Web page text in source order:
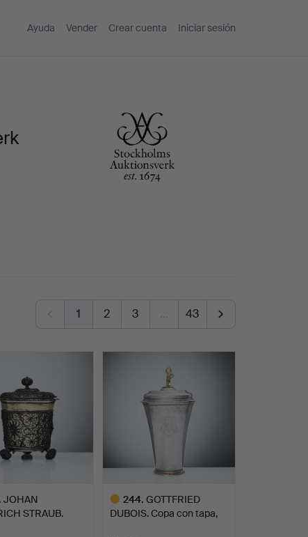
Ayuda Vender Crear cuenta Iniciar sesión
1 2 3 … 43
JOHAN
STRAUB.
244. GOTTFRIED
DUBOIS. Copa con tapa,